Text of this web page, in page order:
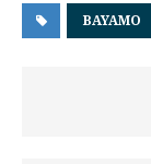
BAYAMO